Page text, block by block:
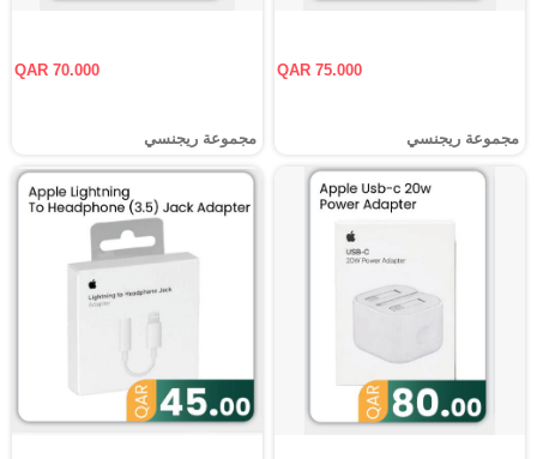
QAR 75.000
مجموعة ريجنسي
QAR 70.000
مجموعة ريجنسي